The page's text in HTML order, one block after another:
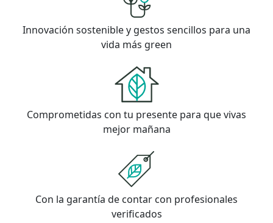
Innovación sostenible y gestos sencillos para una
vida más green
Comprometidas con tu presente para que vivas
mejor mañana
Con la garantía de contar con profesionales
verificados